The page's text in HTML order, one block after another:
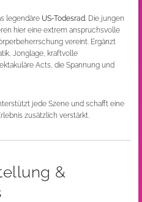
legendäre US-Todesrad . Die jungen
hier eine extrem anspruchsvolle
vereint. Ergänzt
Jonglage, kraftvolle
Acts, die Spannung und
jede Szene und schafft eine
zusätzlich verstärkt.
&